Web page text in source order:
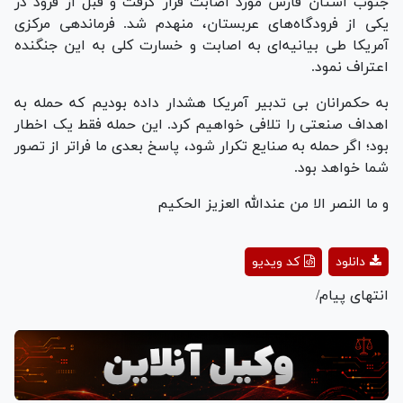
یکی از فرودگاه‌های عربستان، منهدم شد. فرماندهی مرکزی
آمریکا طی بیانیه‌ای به اصابت و خسارت کلی به این جنگنده
اعتراف نمود.
به حکمرانان بی تدبیر آمریکا هشدار داده بودیم که حمله به
اهداف صنعتی را تلافی خواهیم کرد. این حمله فقط یک اخطار
بود؛ اگر حمله به صنایع تکرار شود، پاسخ بعدی ما فراتر از تصور
شما خواهد بود.
و ما النصر الا من عندالله العزیز الحکیم
Playکد ویدیو دانلود
انتهای پیام/